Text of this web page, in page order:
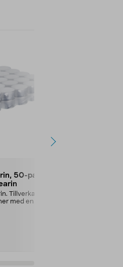
50-pack,
Tillverkade i
med en